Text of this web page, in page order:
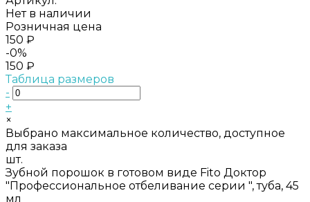
Нет в наличии
Розничная цена
150 ₽
-0%
150 ₽
Таблица размеров
-
+
×
Выбрано максимальное количество, доступное
для заказа
шт.
Зубной порошок в готовом виде Fito Доктор
"Профессиональное отбеливание серии ", туба, 45
мл